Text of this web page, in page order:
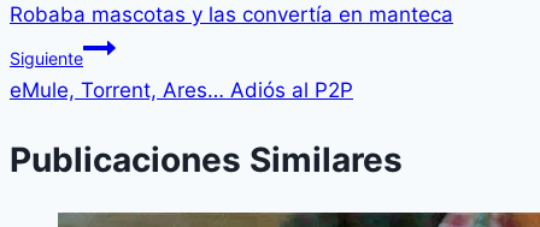
Robaba mascotas y las convertí­a en manteca
Siguiente
eMule, Torrent, Ares… Adiós al P2P
Publicaciones Similares